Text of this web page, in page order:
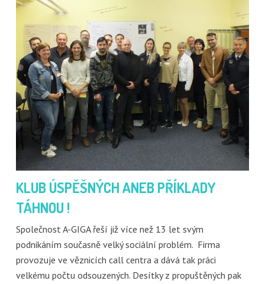
KLUB ÚSPĚŠNÝCH ANEB PŘÍKLADY
TÁHNOU !
Společnost A-GIGA řeší již více než 13 let svým
podnikáním současně velký sociální problém. Firma
provozuje ve věznicích call centra a dává tak práci
velkému počtu odsouzených. Desítky z propuštěných pak